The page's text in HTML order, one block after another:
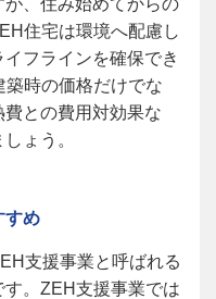
住宅は環境へ配慮し
フラインを確保でき
時の価格だけでな
費との費用対効果な
ょう。
すめ
支援事業と呼ばれる
。ZEH支援事業では